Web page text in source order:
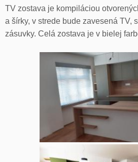
TV zostava je kompiláciou
a šírky, v strede bude zavesená TV,
zásuvky. Celá zostava je v bielej